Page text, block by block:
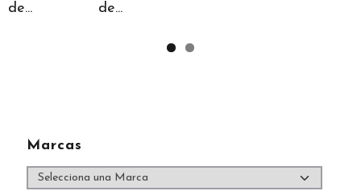
Marcas
de...
de...